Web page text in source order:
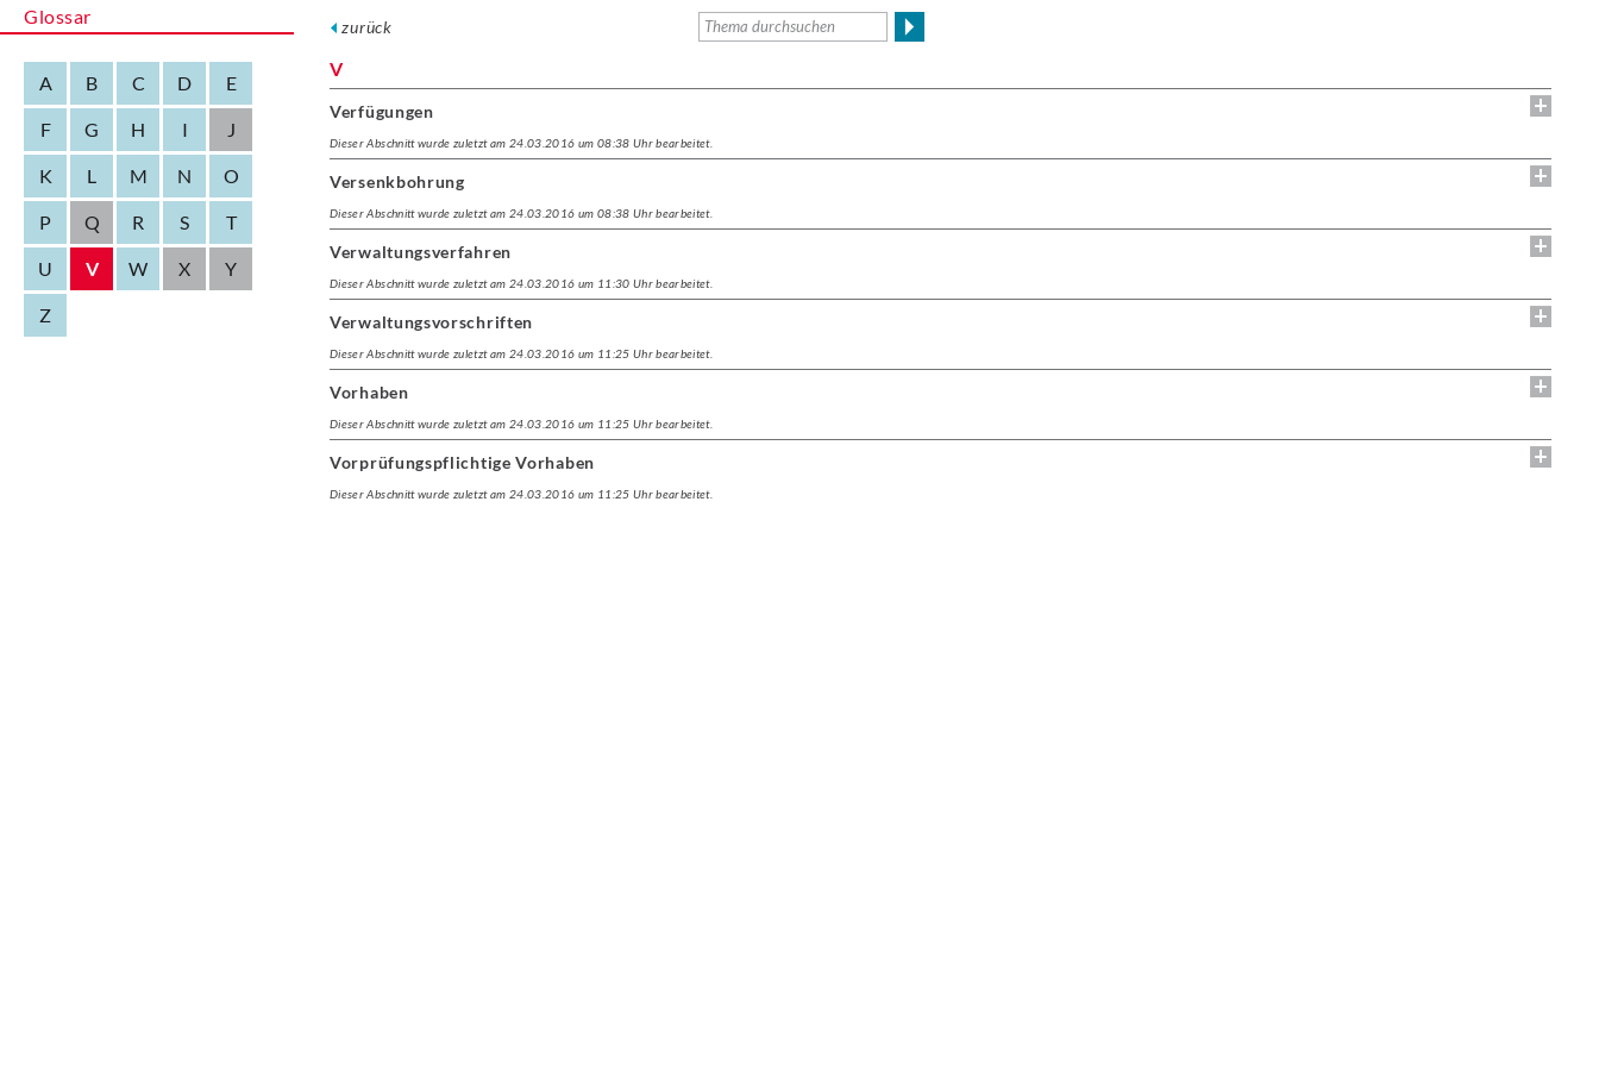
Glossar
A B C D E
F G H I J
K L M N O
P Q R S T
U V W X Y
Z
zurück
V
Verfügungen
Dieser Abschnitt wurde zuletzt am 24.03.2016 um 08:38 Uhr bearbeitet.
Versenkbohrung
Dieser Abschnitt wurde zuletzt am 24.03.2016 um 08:38 Uhr bearbeitet.
Verwaltungsverfahren
Dieser Abschnitt wurde zuletzt am 24.03.2016 um 11:30 Uhr bearbeitet.
Verwaltungsvorschriften
Dieser Abschnitt wurde zuletzt am 24.03.2016 um 11:25 Uhr bearbeitet.
Vorhaben
Dieser Abschnitt wurde zuletzt am 24.03.2016 um 11:25 Uhr bearbeitet.
Vorprüfungspflichtige Vorhaben
Dieser Abschnitt wurde zuletzt am 24.03.2016 um 11:25 Uhr bearbeitet.